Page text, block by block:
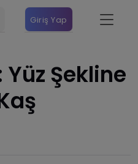
Giriş Yap
Şekline